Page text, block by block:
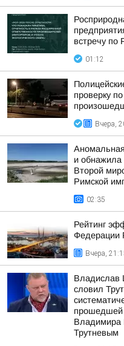
встречу по
01:12
проверку
Вчера,
и обнажила
Второй
Римской
02:35
Рейтинг
Федерации
Вчера,
Владислав
словил
прошедшей
Владимира
Трутневым